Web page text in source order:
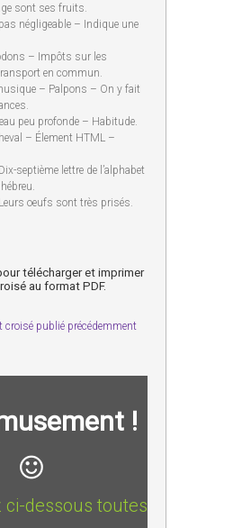
sont ses fruits.
négligeable – Indique une
– Impôts sur les
en commun.
– Palpons – On y fait
peu profonde – Habitude.
– Élement HTML –
septième lettre de l’alphabet
oeufs sont très prisés.
télécharger et imprimer
au format PDF.
publié précédemment
!
ci-dessous toutes